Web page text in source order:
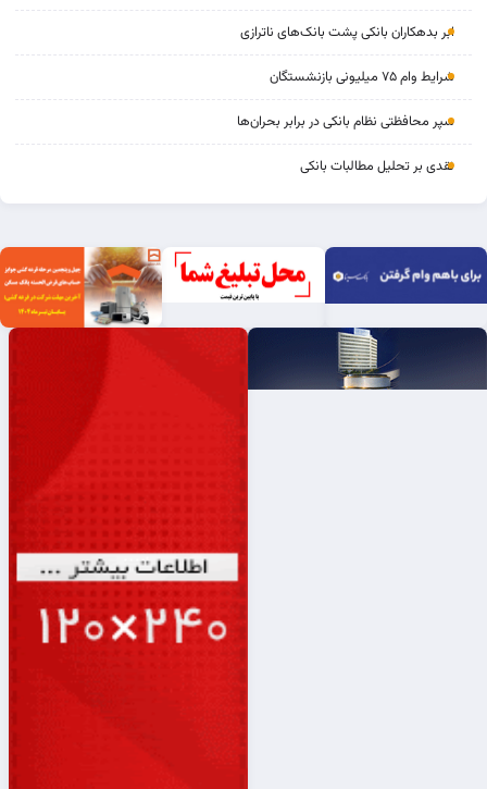
ابر بدهکاران بانکی پشت بانک‌های ناترازی
شرایط وام ۷۵ میلیونی بازنشستگان
سپر محافظتی نظام بانکی در برابر بحران‌ها
نقدی بر تحلیل مطالبات بانکی